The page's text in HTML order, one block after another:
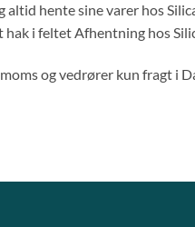
altid hente sine varer hos
i feltet Afhentning hos
og vedrører kun fragt i